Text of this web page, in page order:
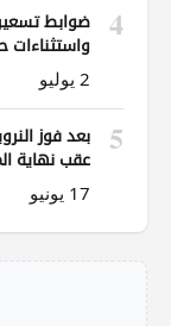
4
ضوابط
2 يوليو
5
بعد فوز
عقب نهاية
17 يونيو